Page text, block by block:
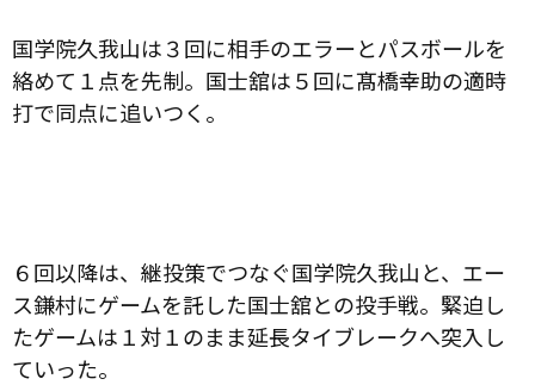
国学院久我山は３回に相手のエラーとパスボールを
絡めて１点を先制。国士舘は５回に髙橋幸助の適時
打で同点に追いつく。
６回以降は、継投策でつなぐ国学院久我山と、エー
ス鎌村にゲームを託した国士舘との投手戦。緊迫し
たゲームは１対１のまま延長タイブレークへ突入し
ていった。